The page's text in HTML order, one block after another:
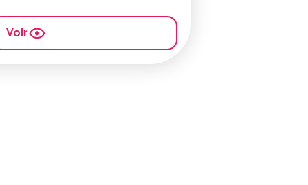
Voir